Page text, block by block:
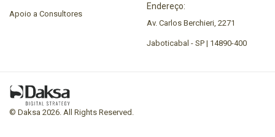
Apoio a Consultores
Endereço:
Av. Carlos Berchieri, 2271
Jaboticabal - SP | 14890-400
© Daksa 2026. All Rights Reserved.